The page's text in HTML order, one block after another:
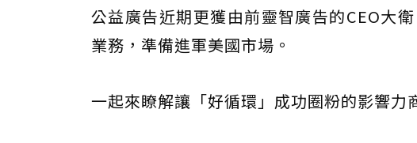
公益廣告近期更獲由前靈智廣告的CEO大
業務，準備進軍美國市場。
一起來瞭解讓「好循環」成功圈粉的影響力